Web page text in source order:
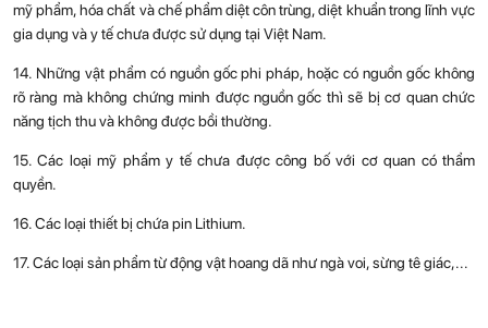
mỹ phẩm, hóa chất và chế phẩm diệt côn trùng, diệt khuẩn trong lĩnh vực
gia dụng và y tế chưa được sử dụng tại Việt Nam.
14. Những vật phẩm có nguồn gốc phi pháp, hoặc có nguồn gốc không
rõ ràng mà không chứng minh được nguồn gốc thì sẽ bị cơ quan chức
năng tịch thu và không được bồi thường.
15. Các loại mỹ phẩm y tế chưa được công bố với cơ quan có thẩm
quyền.
16. Các loại thiết bị chứa pin Lithium.
17. Các loại sản phẩm từ động vật hoang dã như ngà voi, sừng tê giác,...